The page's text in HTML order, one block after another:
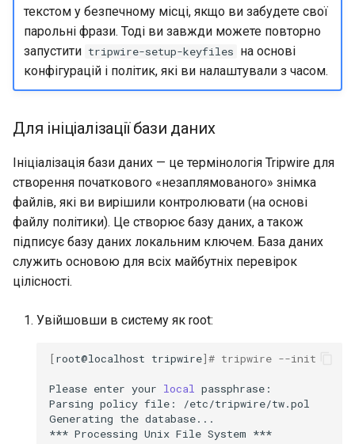
текстом у безпечному місці, якщо ви забудете свої
парольні фрази. Тоді ви завжди можете повторно
запустити tripwire-setup-keyfiles на основі
конфігурацій і політик, які ви налаштували з часом.
Для ініціалізації бази даних
Ініціалізація бази даних — це термінологія Tripwire для
створення початкового «незаплямованого» знімка
файлів, які ви вирішили контролювати (на основі
файлу політики). Це створює базу даних, а також
підписує базу даних локальним ключем. База даних
служить основою для всіх майбутніх перевірок
цілісності.
Увійшовши в систему як root:
[root@localhost tripwire]# tripwire --init
Please enter your local
passphrase:
Parsing policy file:
/etc/tripwire/tw.pol
Generating the database...
*** Processing Unix File System